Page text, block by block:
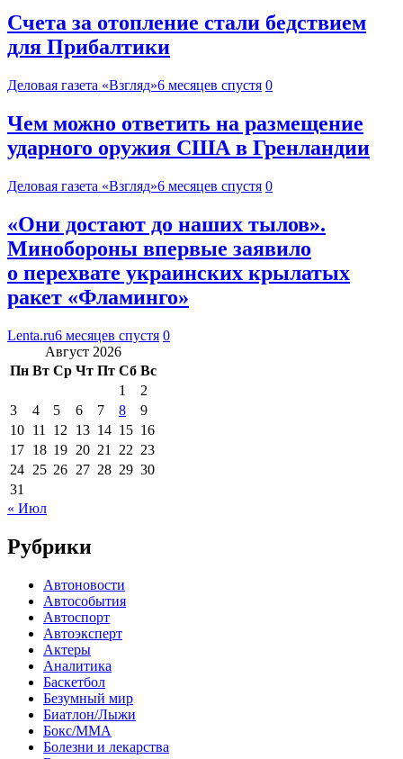
Счета за отопление стали бедствием
для Прибалтики
Деловая газета «Взгляд»6 месяцев спустя 0
Чем можно ответить на размещение
ударного оружия США в Гренландии
Деловая газета «Взгляд»6 месяцев спустя 0
«Они достают до наших тылов».
Минобороны впервые заявило
о перехвате украинских крылатых
ракет «Фламинго»
Lenta.ru6 месяцев спустя 0
Август 2026
Пн Вт Ср Чт Пт Сб Вс
1
2
3
4 5 6 7 8
9
10 11 12 13 14 15 16
17 18 19 20 21 22 23
24 25 26 27 28 29 30
31
« Июл
Рубрики
Автоновости
Автособытия
Автоспорт
Автоэксперт
Актеры
Аналитика
Баскетбол
Безумный мир
Биатлон/Лыжи
Бокс/MMA
Болезни и лекарства